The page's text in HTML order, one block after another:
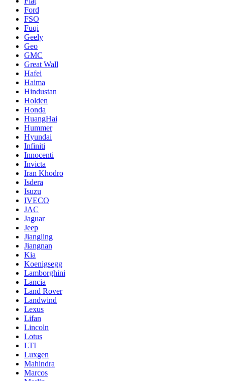
Ford
FSO
Fuqi
Geely
Geo
GMC
Great Wall
Hafei
Haima
Hindustan
Holden
Honda
HuangHai
Hummer
Hyundai
Infiniti
Innocenti
Invicta
Iran Khodro
Isdera
Isuzu
IVECO
JAC
Jaguar
Jeep
Jiangling
Jiangnan
Kia
Koenigsegg
Lamborghini
Lancia
Land Rover
Landwind
Lexus
Lifan
Lincoln
Lotus
LTI
Luxgen
Mahindra
Marcos